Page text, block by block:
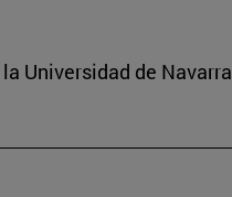
Universidad de Navarra